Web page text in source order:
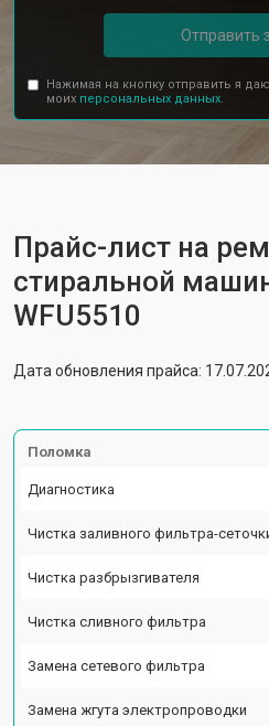
Отправить
Нажимая на кнопку отправить я
моих персональных данных.
Прайс-лист на
стиральной
WFU5510
Дата обновления прайса:
Поломка
Диагностика
Чистка заливного фильтра-
Чистка разбрызгивателя
Чистка сливного фильтра
Замена сетевого фильтра
Замена жгута электропроводки